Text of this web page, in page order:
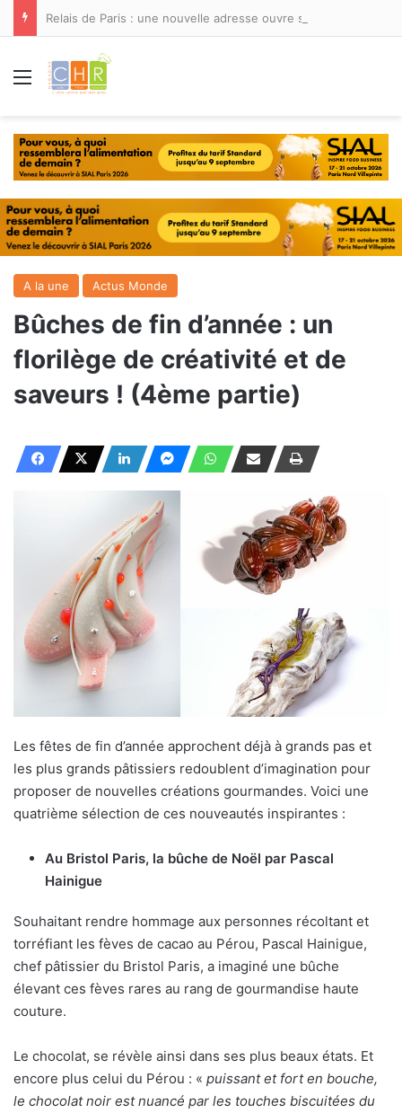
Menu
A la une Actus Monde
Bûches de fin d’année : un
florilège de créativité et de
saveurs ! (4ème partie)
Les fêtes de fin d’année approchent déjà à grands pas et
les plus grands pâtissiers redoublent d’imagination pour
proposer de nouvelles créations gourmandes. Voici une
quatrième sélection de ces nouveautés inspirantes :
Au Bristol Paris, la bûche de Noël par Pascal
Hainigue
Souhaitant rendre hommage aux personnes récoltant et
torréfiant les fèves de cacao au Pérou, Pascal Hainigue,
chef pâtissier du Bristol Paris, a imaginé une bûche
élevant ces fèves rares au rang de gourmandise haute
couture.
Le chocolat, se révèle ainsi dans ses plus beaux états. Et
encore plus celui du Pérou : « puissant et fort en bouche,
le chocolat noir est nuancé par les touches biscuitées du